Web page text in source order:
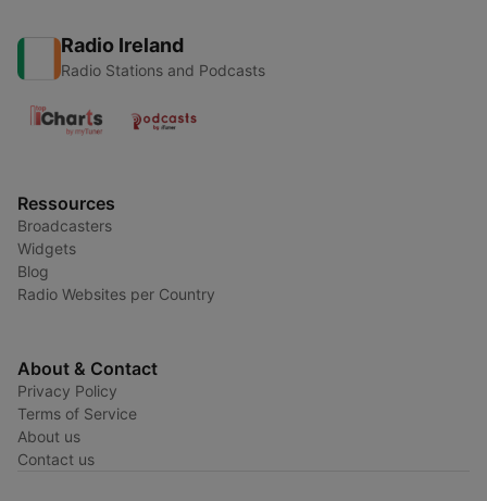
Radio Ireland
Radio Stations and Podcasts
Ressources
Broadcasters
Widgets
Blog
Radio Websites per Country
About & Contact
Privacy Policy
Terms of Service
About us
Contact us